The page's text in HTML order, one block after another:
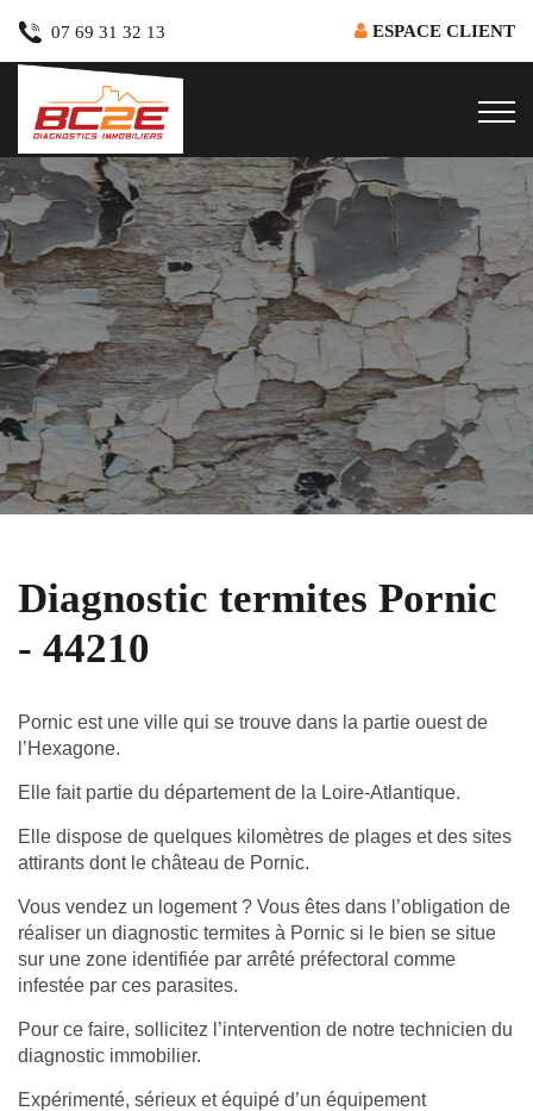
07 69 31 32 13 ESPACE CLIENT
Diagnostic termites Pornic
- 44210
Pornic est une ville qui se trouve dans la partie ouest de
l’Hexagone.
Elle fait partie du département de la Loire-Atlantique.
Elle dispose de quelques kilomètres de plages et des sites
attirants dont le château de Pornic.
Vous vendez un logement ? Vous êtes dans l’obligation de
réaliser un diagnostic termites à Pornic si le bien se situe
sur une zone identifiée par arrêté préfectoral comme
infestée par ces parasites.
Pour ce faire, sollicitez l’intervention de notre technicien du
diagnostic immobilier.
Expérimenté, sérieux et équipé d’un équipement